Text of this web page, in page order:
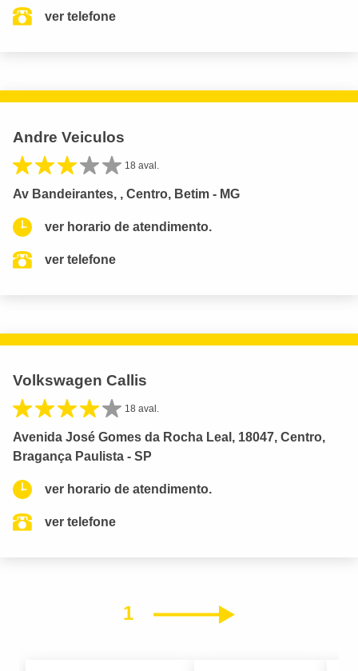
ver telefone
Andre Veiculos
18 aval.
Av Bandeirantes, , Centro, Betim - MG
ver horario de atendimento.
ver telefone
Volkswagen Callis
18 aval.
Avenida José Gomes da Rocha Leal, 18047, Centro,
Bragança Paulista - SP
ver horario de atendimento.
ver telefone
1 Próximo